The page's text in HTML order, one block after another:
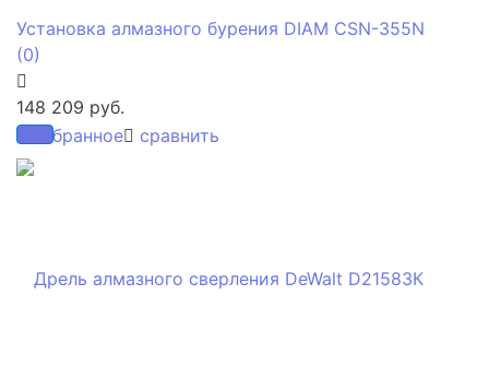
избранное сравнить
Установка алмазного бурения DIAM CSN-355N
(0)
148 209 руб.